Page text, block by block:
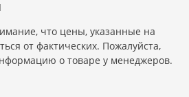
что цены, указанные на
от фактических. Пожалуйста,
о товаре у менеджеров.